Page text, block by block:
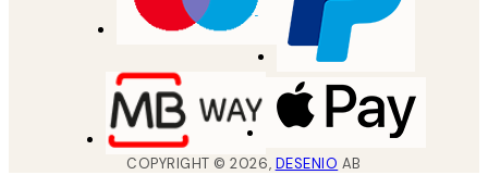
COPYRIGHT ©2026, DESENIO AB